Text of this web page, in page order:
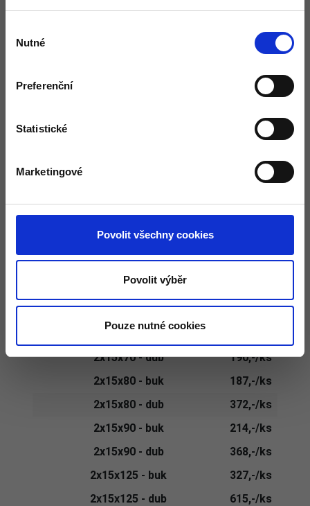
souhlasu
Nutné
Preferenční
Statistické
Marketingové
Povolit všechny cookies
Povolit výběr
Pouze nutné cookies
215,-/ks
487,-/ks
80,-/ks
203,-/ks
258,-/ks
2x12x80 - dub
300,-/ks
2x12x90 - buk
2x12x90 - dub
335,-/ks
2x12x125 - buk
2x15x60 - buk
129,-/ks
2x15x70 - buk
2x15x70 - dub
190,-/ks
2x15x80 - buk
187,-/ks
2x15x80 - dub
372,-/ks
2x15x90 - buk
214,-/ks
2x15x90 - dub
368,-/ks
2x15x125 - buk
327,-/ks
2x15x125 - dub
615,-/ks